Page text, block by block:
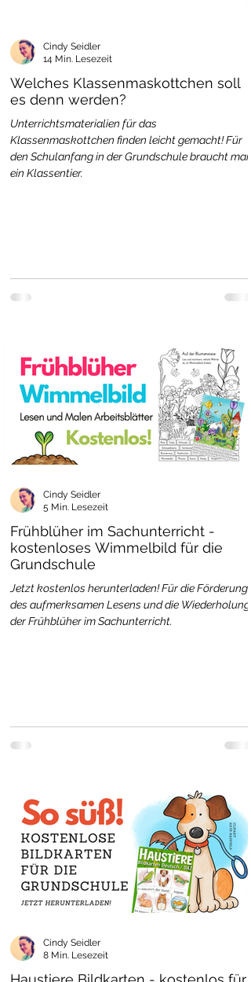
Welches Klassenmaskottchen soll
es denn werden?
Unterrichtsmaterialien für das
Klassenmaskottchen finden leicht gemacht! Für
den Schulanfang in der Grundschule braucht man
ein Klassentier.
Cindy Seidler
14 Min. Lesezeit
Frühblüher im Sachunterricht -
kostenloses Wimmelbild für die
Grundschule
Jetzt kostenlos herunterladen! Für die Förderung
des aufmerksamen Lesens und die Wiederholung
der Frühblüher im Sachunterricht.
Cindy Seidler
5 Min. Lesezeit
Cindy Seidler
8 Min. Lesezeit